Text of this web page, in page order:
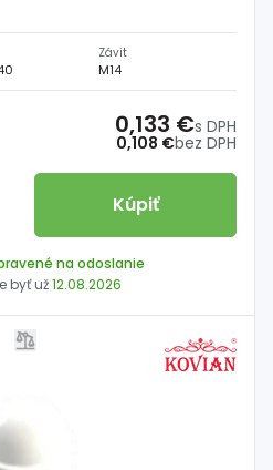
Závit
M14
0,108 €bez DPH
0,133 €s DPH
Kúpiť
na odoslanie
byť už12.08.2026